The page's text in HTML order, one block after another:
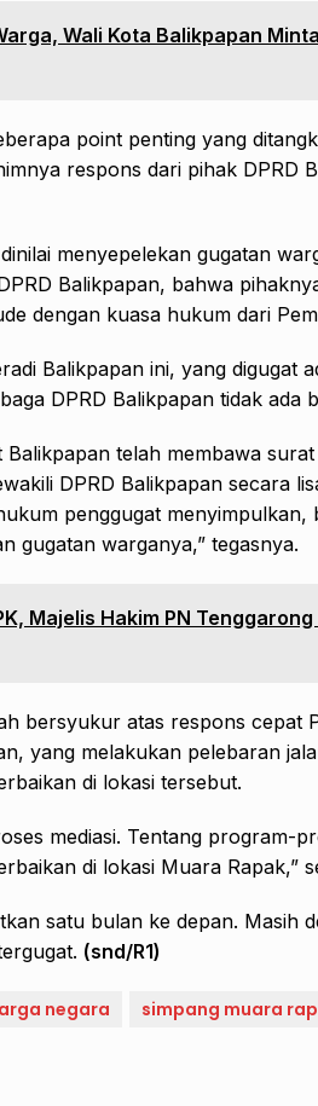
Wali Kota Balikpapan
point penting yang
respons dari pihak DPRD
menyepelekan gugatan
Balikpapan, bahwa
dengan kuasa hukum dari
Balikpapan ini, yang digugat
DPRD Balikpapan tidak ada
telah membawa
DPRD Balikpapan secara
penggugat menyimpulkan,
gugatan warganya,” tegasnya.
Majelis Hakim PN
bersyukur atas respons cepat
yang melakukan pelebaran
di lokasi tersebut.
mediasi. Tentang program-
di lokasi Muara Rapak,”
satu bulan ke depan. Masih
(snd/R1)
negara
simpang muara